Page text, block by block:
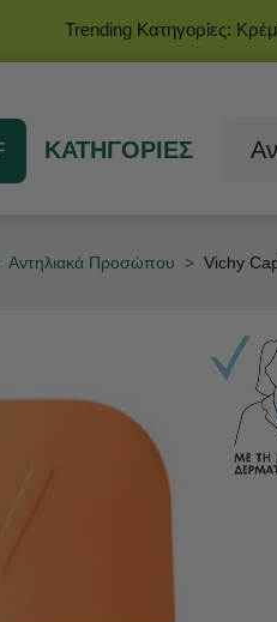
Trending Κατηγορίες:
ΚΑΤΗΓΟΡΙΕΣ
Αντηλιακά Προσώπου > Vichy